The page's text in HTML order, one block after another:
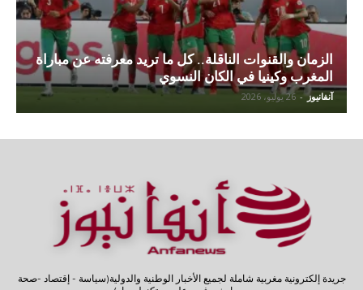
الزمان والقنوات الناقلة.. كل ما تريد معرفته عن مباراة
المغرب وكينيا في الكان النسوي
آنفانيوز - 26 يوليو، 2026
جريدة إلكترونية مغربية شاملة لجميع الأخبار الوطنية والدولية(سياسة - إقتصاد -صحة